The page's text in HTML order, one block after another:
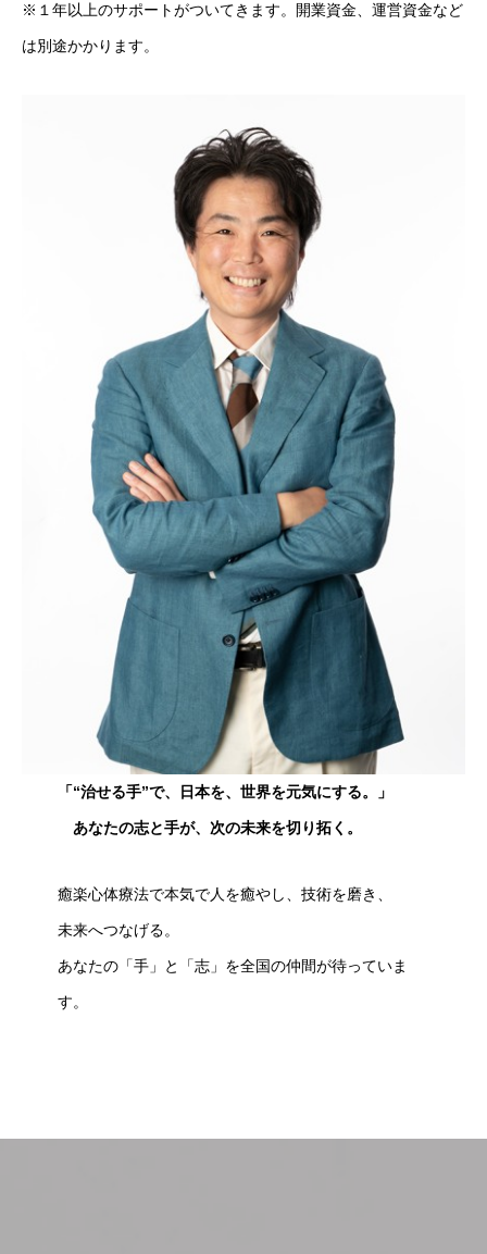
※１年以上のサポートがついてきます。開業資金、運営資金など
は別途かかります。
「“治せる手”で、日本を、世界を元気にする。」
あなたの志と手が、次の未来を切り拓く。
癒楽心体療法で本気で人を癒やし、技術を磨き、
未来へつなげる。
あなたの「手」と「志」を全国の仲間が待っていま
す。